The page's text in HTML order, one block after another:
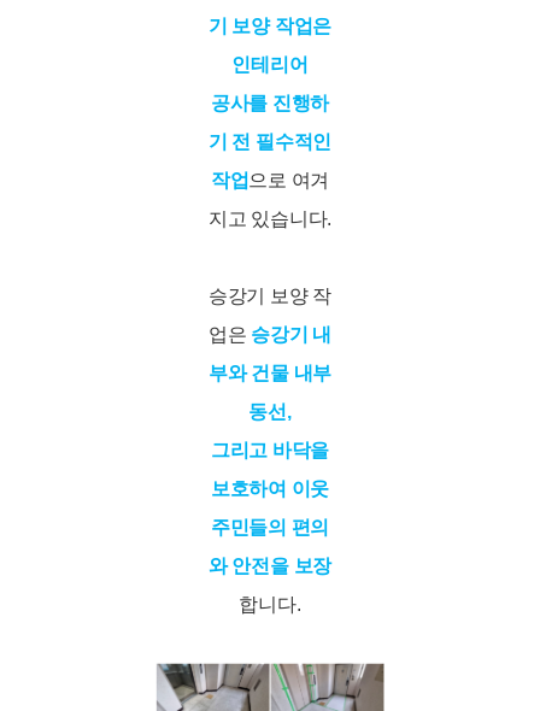
기 보양 작업은
인테리어
공사를 진행하
기 전 필수적인
작업으로 여겨
지고 있습니다.
승강기 보양 작
업은 승강기 내
부와 건물 내부
동선,
그리고 바닥을
보호하여 이웃
주민들의 편의
와 안전을 보장
합니다.